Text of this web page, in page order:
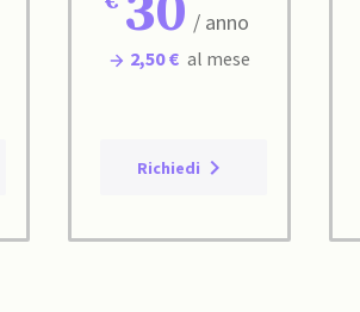
/ anno
2,50 € al mese
Richiedi